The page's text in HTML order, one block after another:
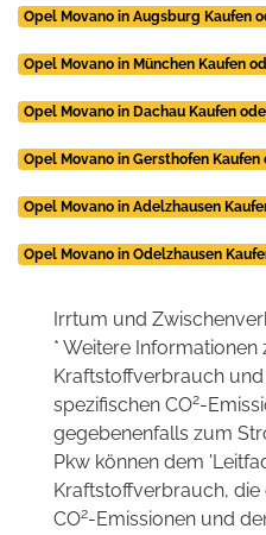
Opel Movano in Augsburg Kaufen
Opel Movano in München Kaufen
Opel Movano in Dachau Kaufen
Opel Movano in Gersthofen Kaufen
Opel Movano in Adelzhausen
Opel Movano in Odelzhausen
Irrtum und
* Weitere Informationen
Kraftstoffverbrauch
spezifischen CO2-
gegebenenfalls zum
Pkw können dem
Kraftstoffverbrauch, die
CO2-Emissionen und